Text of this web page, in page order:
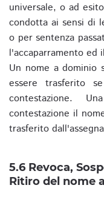
universale, o ad
condotta ai sensi di
o per sentenza
l'accaparramento ed
Un nome a dominio
essere trasferito
contestazione.
contestazione il
trasferito
5.6 Revoca,
Ritiro del nome